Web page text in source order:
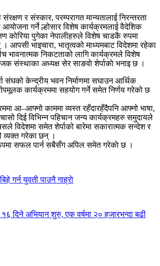
र संस्कार, परम्परागत मान्यतालाई निरन्तरता
आयोजना गर्ने ल्होसार विशेष कार्यक्रमलाई वैदेशिक
कोरिया पुगेका नेपालीहरुले विशेष चाडकै रुपमा
आपसी भाइचारा, भातृत्वको माध्यमबाट विदेशमा रहेका
भावनात्मक निकटताको लागि कार्यक्रमले विशेष
संस्थाका अध्यक्ष सेर साङवाे शेर्पाकाे भनाइ छ ।
संघको केन्द्रीय भवन निर्माणमा सघाउन आर्थिक
कार्यक्रममा सहयोग गर्ने समेत निर्णय गरेको छ
आ–आफ्नो काममा व्यस्त रहँदारहँदैपनि आफ्नो भाषा,
दिई विभिन्न पहिचान जन्य कार्यक्रमहरु समुदायले
विदेशमा समेत शेर्पाको बारेमा सकारात्मक सन्देश र
व्यक्त गरेका छन् ।
सफल पार्न सबैसँग अपिल समेत गरेकाे छ ।
गर्न युवती पाउनै गाह्राे
दिने अभियान शुरु, एक वर्षमा २० हजारभन्दा बढी